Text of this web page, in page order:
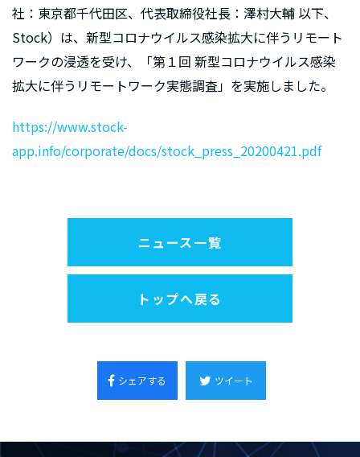
社：東京都千代田区、代表取締役社長：澤村大輔 以下、
Stock）は、新型コロナウイルス感染拡大に伴うリモート
ワークの浸透を受け、「第１回 新型コロナウイルス感染
拡大に伴うリモートワーク実態調査」を実施しました。
https://www.stock-
app.info/corporate/docs/stock_press_20200421.pdf
ニュース一覧
トップへ戻る
シェアする ツイート